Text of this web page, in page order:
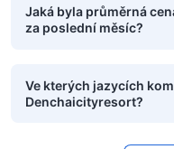
Jaká byla průměrná
za poslední měsíc?
Ve kterých jazycích
Denchaicityresort?